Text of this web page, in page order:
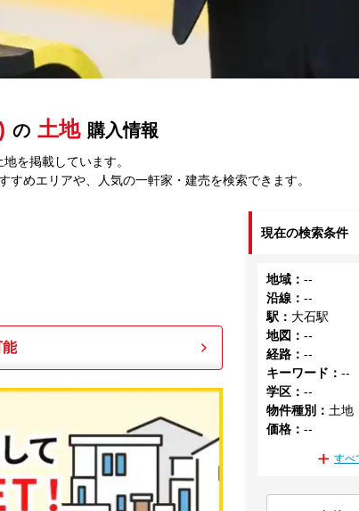
の 土地 購入情報
を掲載しています。
めエリアや、人気の一軒家・建売を検索できます。
能
現在の検索条件
地域 ：--
沿線 ：--
駅 ： 大石駅
地図 ：--
経路 ：--
キーワード ：--
学区 ：--
物件種別 ： 土地
価格 ：--
すべ